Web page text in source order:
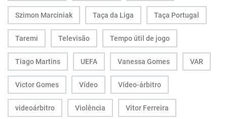
Szimon Marciniak Taça da Liga Taça Portugal
Taremi Televisão Tempo útil de jogo
Tiago Martins UEFA Vanessa Gomes VAR
Victor Gomes Vídeo Vídeo-árbitro
videoárbitro Violência Vitor Ferreira